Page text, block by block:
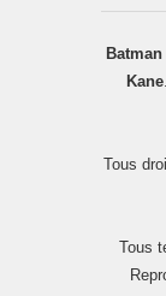
Batman
Kane
Tous
Tous